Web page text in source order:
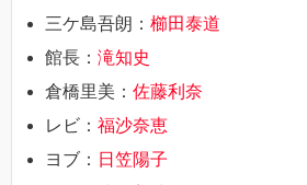
三ケ島吾朗： 櫛田泰道
館長： 滝知史
倉橋里美： 佐藤利奈
レビ： 福沙奈恵
ヨブ： 日笠陽子